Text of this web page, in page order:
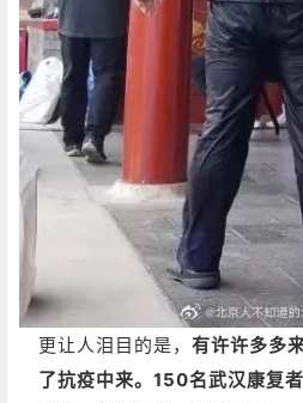
更让人泪目的是， 有许许多多
了抗疫中来。 150名武汉康复